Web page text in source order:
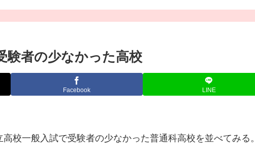
者の少なかった高校
Facebook LINE
校一般入試で受験者の少なかった普通科高校を並べてみる。